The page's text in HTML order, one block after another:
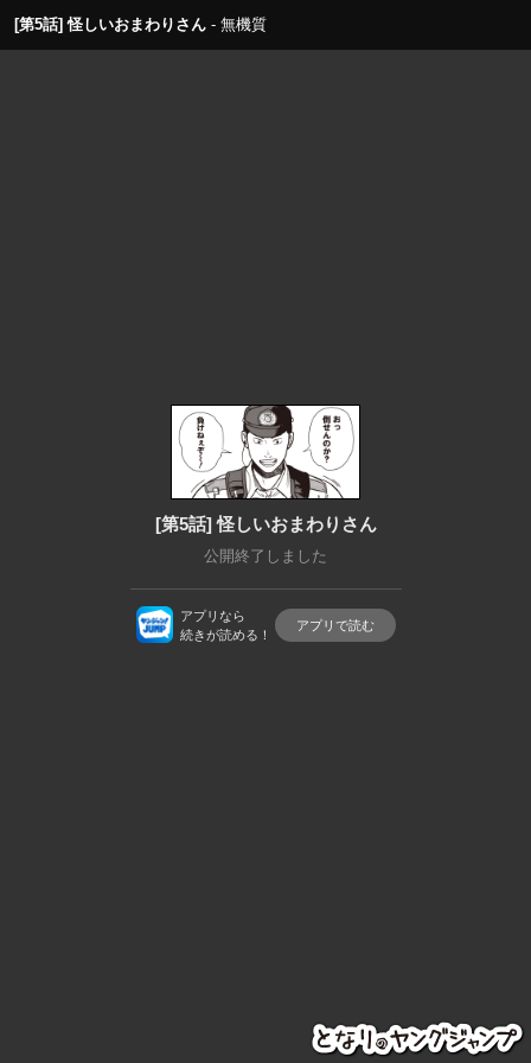
[第5話] 怪しいおまわりさん 無機質
[第5話] 怪しいおまわりさん
公開終了しました
アプリなら
続きが読める！
アプリで読む